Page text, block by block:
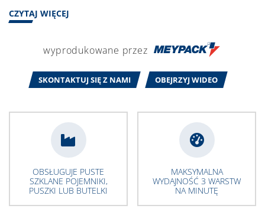
technologii formowania warstw depaletyzatory
wydajność. Ich modułowy system obejmuje niezbędne
systemy dzielenia, zapewniając kompletne rozwiązanie
do depaletyzacji dostosowane do Twoich potrzeb.
CZYTAJ WIĘCEJ
wyprodukowane przez
SKONTAKTUJ SIĘ Z NAMI OBEJRZYJ WIDEO
OBSŁUGUJE PUSTE
SZKLANE POJEMNIKI,
PUSZKI LUB BUTELKI
MAKSYMALNA
WYDAJNOŚĆ 3 WARSTW
NA MINUTĘ